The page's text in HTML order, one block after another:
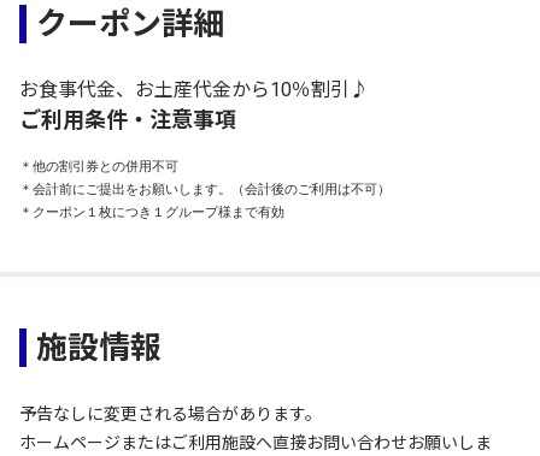
クーポン詳細
お食事代金、お土産代金から10％割引♪
ご利用条件・注意事項
＊他の割引券との併用不可
＊会計前にご提出をお願いします。（会計後のご利用は不可）
＊クーポン１枚につき１グループ様まで有効
施設情報
予告なしに変更される場合があります。
ホームページまたはご利用施設へ直接お問い合わせお願いしま